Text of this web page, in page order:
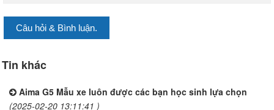
Câu hỏi & Bình luận.
Tin khác
Aima G5 Mẫu xe luôn được các bạn học sinh lựa chọn
(2025-02-20 13:11:41 )